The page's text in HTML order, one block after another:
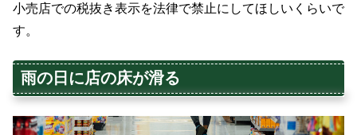
小売店での税抜き表示を法律で禁止にしてほしいくらいで
す。
雨の日に店の床が滑る